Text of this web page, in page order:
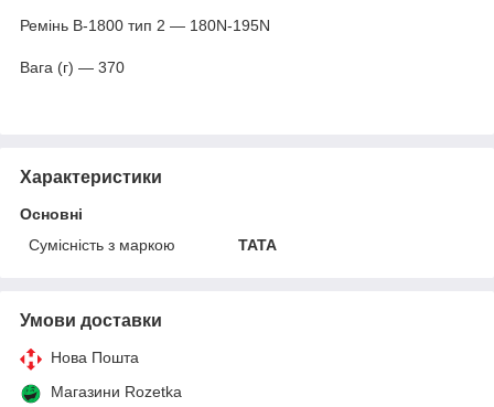
Ремінь B-1800 тип 2 — 180N-195N
Вага (г) — 370
Характеристики
Основні
Сумісність з маркою
TATA
Умови доставки
Нова Пошта
Магазини Rozetka